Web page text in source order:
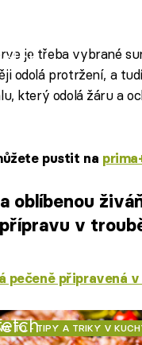
je třeba vybrané
odolá protržení, a
který odolá žáru a
pustit na
oblíbenou
v
pečeně připravená
TO - TIPY A TRIKY V